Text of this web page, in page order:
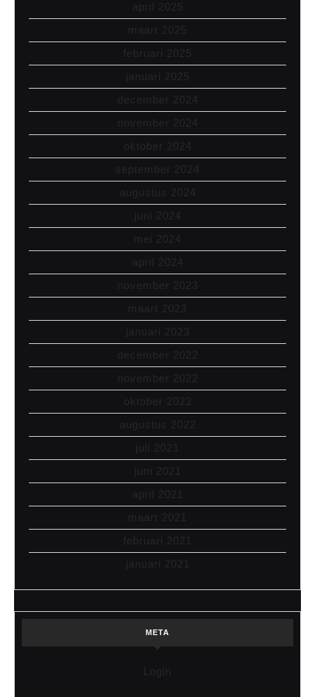
april 2025
maart 2025
februari 2025
januari 2025
december 2024
november 2024
oktober 2024
september 2024
augustus 2024
juni 2024
mei 2024
april 2024
november 2023
maart 2023
januari 2023
december 2022
november 2022
oktober 2022
augustus 2022
juli 2021
juni 2021
april 2021
maart 2021
februari 2021
januari 2021
META
Login